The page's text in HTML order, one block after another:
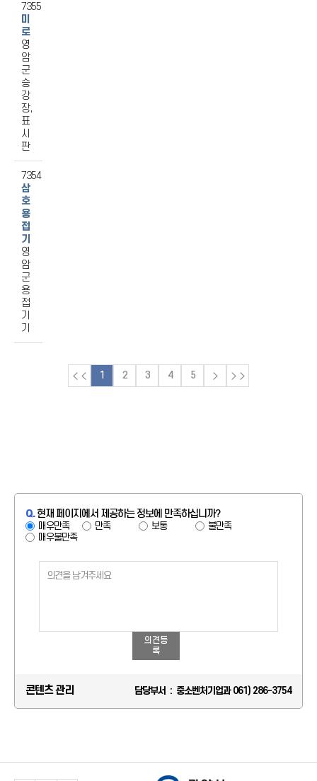
7355
미
로
영
암
군
승
강
장,
표
시
판
7354
삼
호
용
접
기
영
암
군
용
접
기
기
1 2 3 4 5
Q.현재 페이지에서 제공하는 정보에 만족하십니까?
매우만족 만족 보통
불만족
매우불만족
의견등
록
콘텐츠 관리 담당부서 : 중소벤처기업과 061) 286-3754